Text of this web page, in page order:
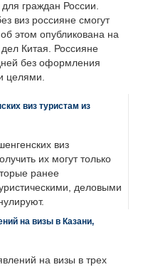
граждан России.
виз россияне смогут
этом опубликована на
Китая. Россияне
без оформления
целями.
виз туристам из
виз
их могут только
ранее
деловыми
на визы в Казани,
на визы в трех